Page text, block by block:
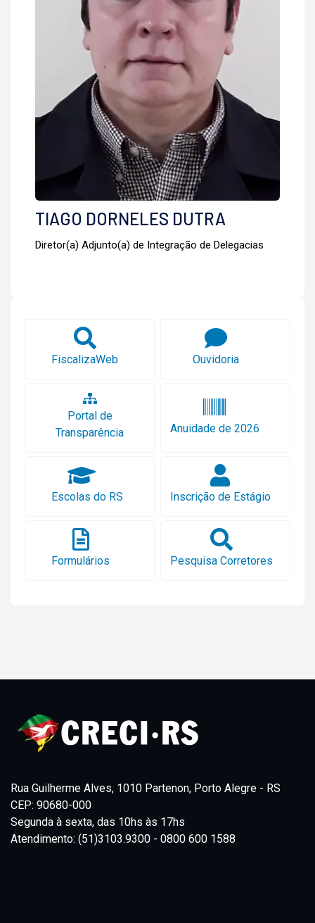
TIAGO DORNELES DUTRA
Diretor(a) Adjunto(a) de Integração de Delegacias
FiscalizaWeb Ouvidoria
Portal de
Transparência
Anuidade de 2026
Escolas do RS Inscrição de Estágio
Formulários Pesquisa Corretores
Rua Guilherme Alves, 1010 Partenon, Porto Alegre - RS
CEP: 90680-000
Segunda à sexta, das 10hs às 17hs
Atendimento: (51)3103.9300 - 0800 600 1588